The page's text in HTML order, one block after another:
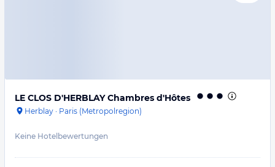
LE CLOS D'HERBLAY Chambres d'Hôtes
Herblay · Paris (Metropolregion)
Keine Hotelbewertungen